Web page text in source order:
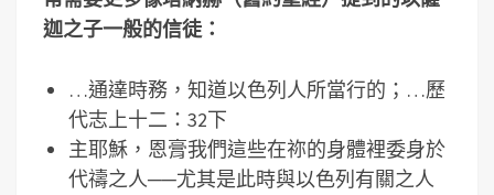
迦之子一般的信徒：
…通達時務，知道以色列人所當行的；…歷
代志上十二：32下
主耶穌，恩膏我們這些在祢的身體裡委身於
代禱之人──尤其是此時與以色列有關之人